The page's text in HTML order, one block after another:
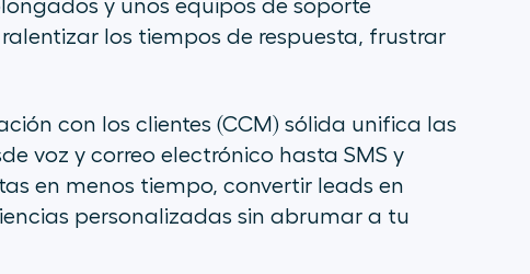
y unos equipos de soporte
los tiempos de respuesta, frustrar
con los clientes (CCM) sólida unifica las
voz y correo electrónico hasta SMS y
en menos tiempo, convertir leads en
personalizadas sin abrumar a tu